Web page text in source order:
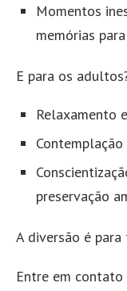
Momentos
memórias
E para os
Relaxamento
preservação
A diversão é para
Entre em contato